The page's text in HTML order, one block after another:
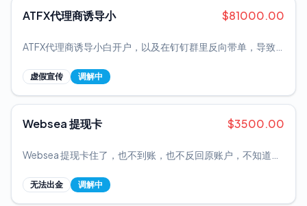
的系统故障，我的持仓失去了止损/止盈保护。2. 未执行的订
单：我在BTCUSD、SOLUSD和ETHUSD上设置的保证金充足
3. 故意拖延：我于2026年5月25日通过电子邮件、
编号：06828949）。21天后，他们才回复，但只提及了一个
面承认：“este tema se escapa de mis manos”（这件事超出
了我的能力范围）。我现在已将此事上报至巴哈马证券委员会
（SCB），投诉点为ecompl。
ATFX代理商诱导小 $81000.00
ATFX代理商诱导小白开户，以及在钉钉群里反向带单，导致
户，平台和代理商同流合污，一直让别人亏损，怕别人去报
警，然后说好了赔偿不给。
虚假宣传 调解中
Websea 提现卡 $3500.00
Websea 提现卡住了，也不到账，也不反回原账户，不知道提
无法出金 调解中